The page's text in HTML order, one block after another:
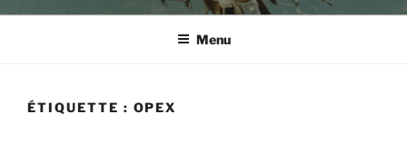
Menu
ÉTIQUETTE : OPEX